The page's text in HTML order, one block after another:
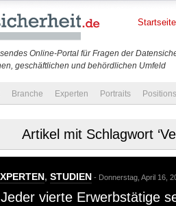
Online-Portal für Fragen der
geschäftlichen und behördlichen Umfeld
Startseite
Branche Experten Portraits
Artikel mit Schlagwort
, STUDIEN - Donnerstag, April 16,
vierte Erwerbstätige